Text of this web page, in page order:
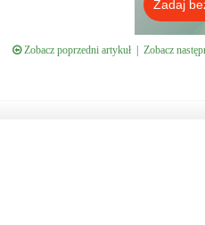
Zadaj
Zobacz poprzedni artykuł| Zobacz